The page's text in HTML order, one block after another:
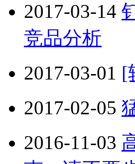
2017-03-14
竞品分析
2017-03-01 [
2017-02-05
2016-11-03